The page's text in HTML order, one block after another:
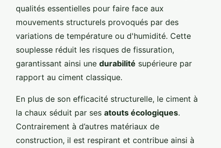
qualités essentielles pour faire face aux
mouvements structurels provoqués par des
variations de température ou d'humidité. Cette
souplesse réduit les risques de fissuration,
garantissant ainsi une durabilité supérieure par
rapport au ciment classique.
En plus de son efficacité structurelle, le ciment à
la chaux séduit par ses atouts écologiques.
Contrairement à d’autres matériaux de
construction, il est respirant et contribue ainsi à